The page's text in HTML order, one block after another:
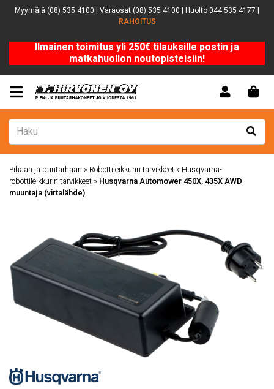
Myymälä (08) 535 4100 | Varaosat (08) 535 4100 | Huolto 044 535 4177 |
RAHOITUS
Ilmainen toimitus yli 250€ tilauksille postin ja
matkahuollon noutopisteisiin!
Pihaan ja puutarhaan » Robottileikkurin tarvikkeet » Husqvarna-
robottileikkurin tarvikkeet » Husqvarna Automower 450X, 435X AWD
muuntaja (virtalähde)